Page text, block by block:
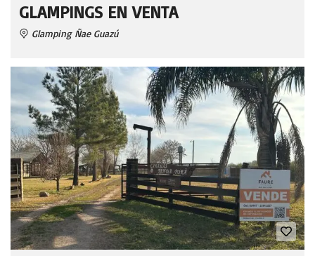
GLAMPINGS EN VENTA
Glamping Ñae Guazú